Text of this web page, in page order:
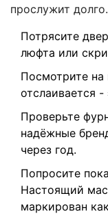
прослужит долго.
Потрясите
люфта или
Посмотрите на
отслаивается
Проверьте
надёжные
через год.
Попросите
Настоящий
маркирован